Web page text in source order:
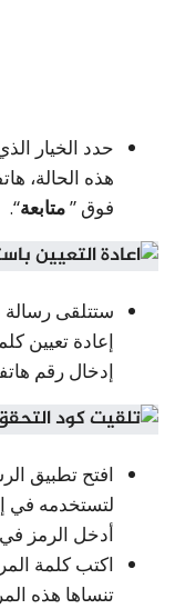
حدد الخيار
هذه الحالة،
فوق ”متابعة“.
ستتلقى
إعادة تعيين
إدخال رقم
افتح تطبيق
لتستخدمه في
أدخل الرمز
اكتب كلمة
تنساها هذه